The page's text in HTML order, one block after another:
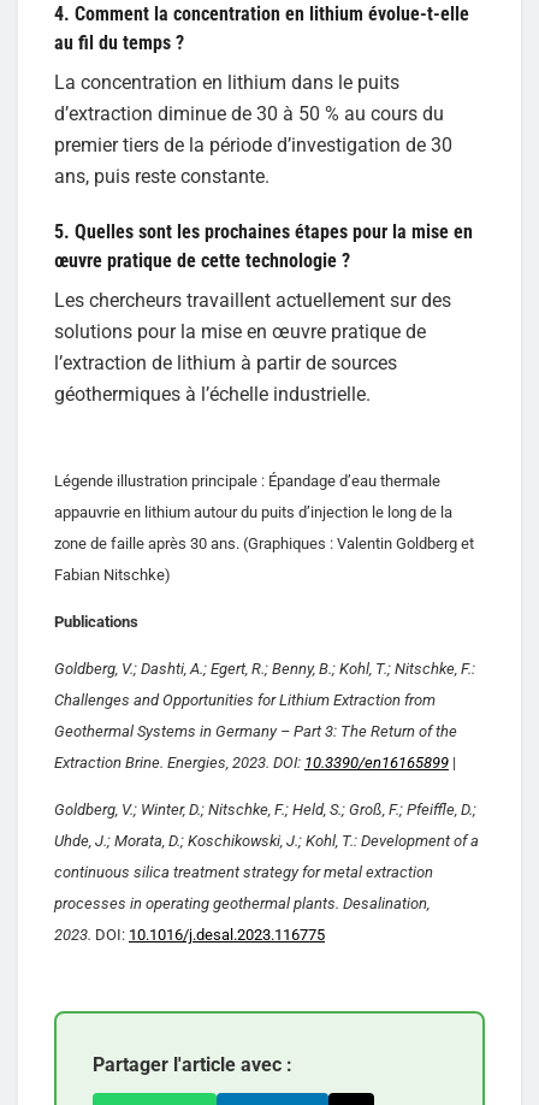
4. Comment la concentration en lithium évolue-t-elle
au fil du temps ?
La concentration en lithium dans le puits
d’extraction diminue de 30 à 50 % au cours du
premier tiers de la période d’investigation de 30
ans, puis reste constante.
5. Quelles sont les prochaines étapes pour la mise en
œuvre pratique de cette technologie ?
Les chercheurs travaillent actuellement sur des
solutions pour la mise en œuvre pratique de
l’extraction de lithium à partir de sources
géothermiques à l’échelle industrielle.
Légende illustration principale : Épandage d’eau thermale
appauvrie en lithium autour du puits d’injection le long de la
zone de faille après 30 ans. (Graphiques : Valentin Goldberg et
Fabian Nitschke)
Publications
Goldberg, V.; Dashti, A.; Egert, R.; Benny, B.; Kohl, T.; Nitschke, F.:
Challenges and Opportunities for Lithium Extraction from
Geothermal Systems in Germany – Part 3: The Return of the
Extraction Brine. Energies, 2023. DOI: 10.3390/en16165899 |
Goldberg, V.; Winter, D.; Nitschke, F.; Held, S.; Groß, F.; Pfeiffle, D.;
Uhde, J.; Morata, D.; Koschikowski, J.; Kohl, T.: Development of a
continuous silica treatment strategy for metal extraction
processes in operating geothermal plants. Desalination,
2023. DOI: 10.1016/j.desal.2023.116775
Partager l'article avec :